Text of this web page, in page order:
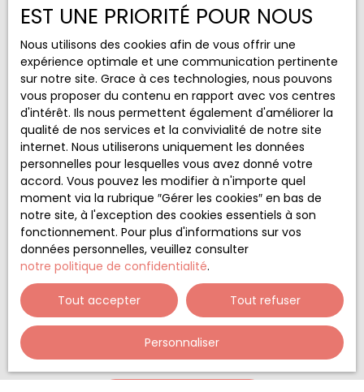
Surface min (m²)
Pièces min
J'accepte le traitement de mes données
personnelles conformément au RGPD. Si vous ne
souhaitez pas faire l'objet de prospection
commerciale par voie téléphonique, vous pouvez
vous inscrire gratuitement sur la liste d'opposition
au démarchage téléphonique, prévu par l'article
L223-1 du code de la consommation, sur le site
Internet www.bloctel.gouv.fr ou par courrier
adressé à :
Société Worldline, Service Bloctel, CS 61311, 41013
BLOIS CEDEX.
Pour en savoir plus sur le traitement de vos
données personnelles, veuillez consulter notre
politique de confidentialité.
EST UNE PRIORITÉ POUR NOUS
Nous utilisons des cookies afin de vous offrir une
expérience optimale et une communication pertinente
sur notre site. Grace à ces technologies, nous pouvons
vous proposer du contenu en rapport avec vos centres
d'intérêt. Ils nous permettent également d'améliorer la
qualité de nos services et la convivialité de notre site
internet. Nous utiliserons uniquement les données
personnelles pour lesquelles vous avez donné votre
accord. Vous pouvez les modifier à n'importe quel
moment via la rubrique ″Gérer les cookies″ en bas de
notre site, à l'exception des cookies essentiels à son
fonctionnement. Pour plus d'informations sur vos
données personnelles, veuillez consulter
notre politique de confidentialité.
Tout accepter Tout refuser
Personnaliser